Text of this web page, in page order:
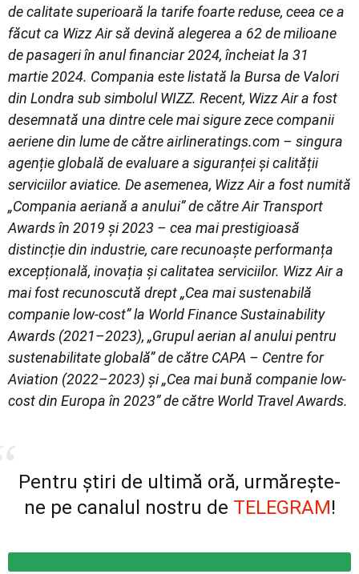
de calitate superioară la tarife foarte reduse, ceea ce a
făcut ca Wizz Air să devină alegerea a 62 de milioane
de pasageri în anul financiar 2024, încheiat la 31
martie 2024. Compania este listată la Bursa de Valori
din Londra sub simbolul WIZZ. Recent, Wizz Air a fost
desemnată una dintre cele mai sigure zece companii
aeriene din lume de către airlineratings.com – singura
agenție globală de evaluare a siguranței și calității
serviciilor aviatice. De asemenea, Wizz Air a fost numită
„Compania aeriană a anului” de către Air Transport
Awards în 2019 și 2023 – cea mai prestigioasă
distincție din industrie, care recunoaște performanța
excepțională, inovația și calitatea serviciilor. Wizz Air a
mai fost recunoscută drept „Cea mai sustenabilă
companie low-cost” la World Finance Sustainability
Awards (2021–2023), „Grupul aerian al anului pentru
sustenabilitate globală” de către CAPA – Centre for
Aviation (2022–2023) și „Cea mai bună companie low-
cost din Europa în 2023” de către World Travel Awards.
Pentru știri de ultimă oră, urmărește-
ne pe canalul nostru de TELEGRAM!